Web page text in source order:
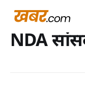
NDA